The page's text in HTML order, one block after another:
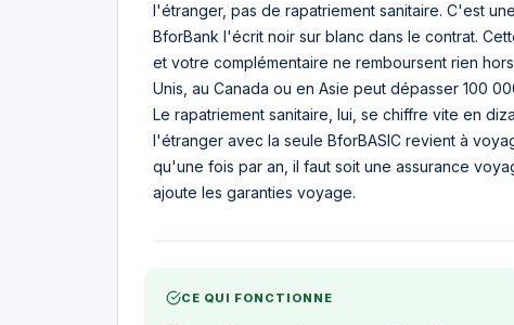
l'étranger, pas de rapatriement sanitaire. C'est
BforBank l'écrit noir sur blanc dans le contrat.
et votre complémentaire ne remboursent rien
Unis, au Canada ou en Asie peut dépasser 100
Le rapatriement sanitaire, lui, se chiffre vite en
l'étranger avec la seule BforBASIC revient à
qu'une fois par an, il faut soit une assurance
ajoute les garanties voyage.
CE QUI FONCTIONNE